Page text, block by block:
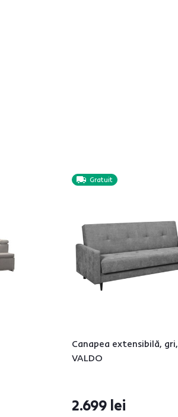
Gratuit
Canapea extensibilă, gri,
VALDO
2.699 lei